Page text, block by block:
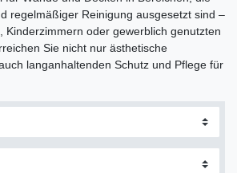
regelmäßiger Reinigung ausgesetzt sind –
Kinderzimmern oder gewerblich genutzten
Sie nicht nur ästhetische
langanhaltenden Schutz und Pflege für